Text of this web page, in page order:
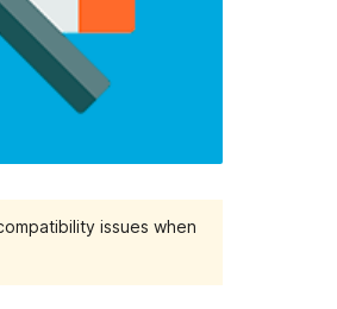
issues when